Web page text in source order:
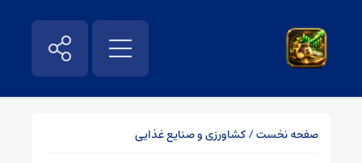
صفحه نخست/کشاورزی و صنایع غذایی